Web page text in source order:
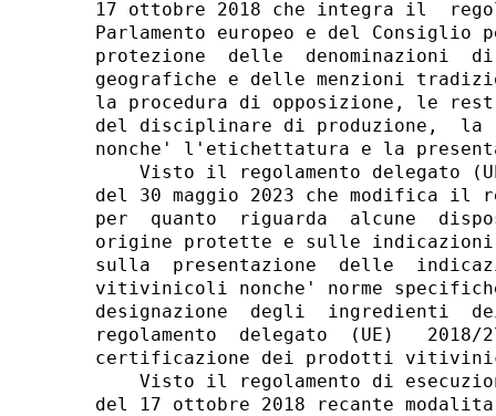
17 ottobre 2018 che integra il
Parlamento europeo e del Consiglio
protezione  delle  denominazioni
geografiche e delle menzioni
la procedura di opposizione, le
del disciplinare di produzione,  la
nonche' l'etichettatura e la
Visto il regolamento delegato
del 30 maggio 2023 che modifica il
per  quanto  riguarda  alcune
origine protette e sulle
sulla  presentazione  delle
vitivinicoli nonche' norme
designazione  degli
regolamento  delegato  (UE)
certificazione dei prodotti
Visto il regolamento di
del 17 ottobre 2018 recante